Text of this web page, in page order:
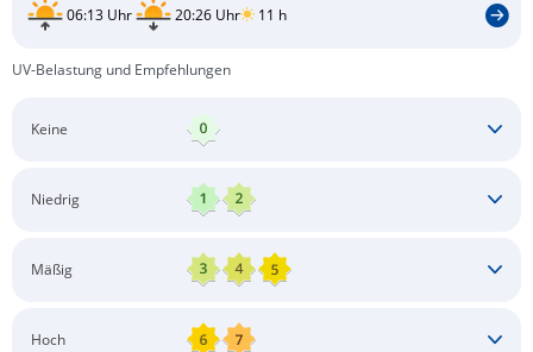
06:13 Uhr 20:26 Uhr 11 h
UV-Belastung und Empfehlungen
Keine
Niedrig
Mäßig
Langärmlige Bekleidung
Hoch